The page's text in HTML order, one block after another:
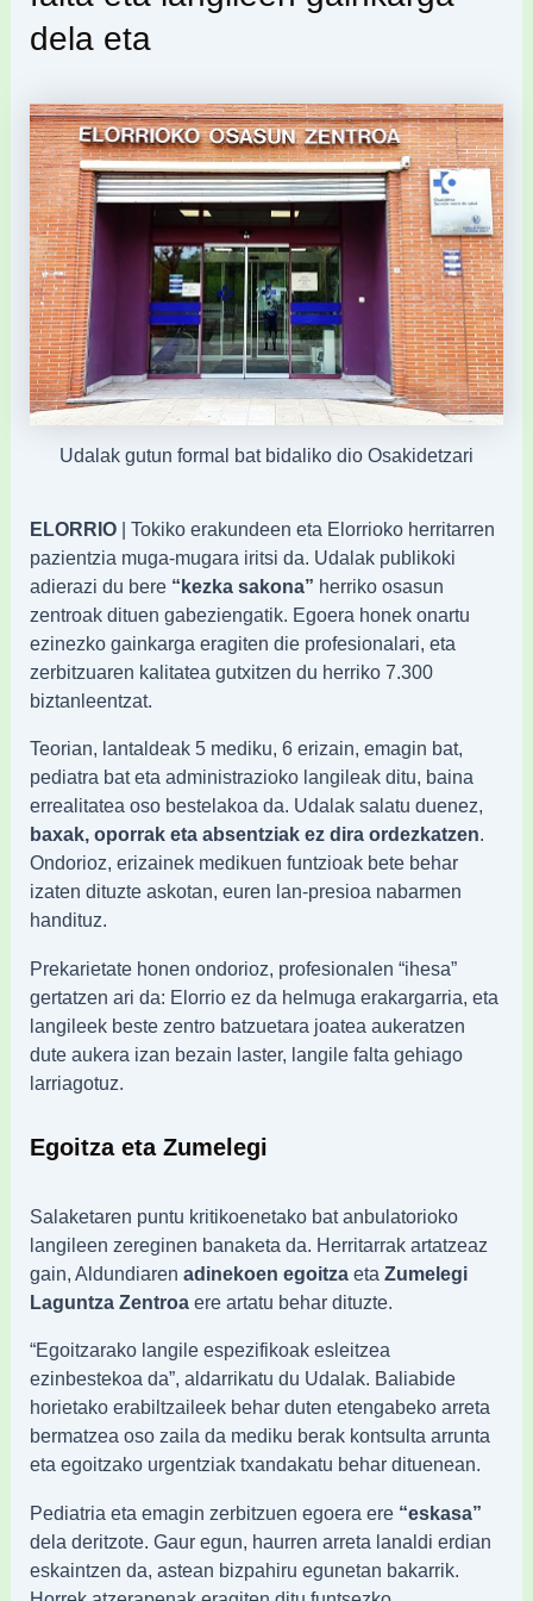
dela eta
Udalak gutun formal bat bidaliko dio Osakidetzari
ELORRIO | Tokiko erakundeen eta Elorrioko herritarren
pazientzia muga-mugara iritsi da. Udalak publikoki
adierazi du bere “kezka sakona” herriko osasun
zentroak dituen gabeziengatik. Egoera honek onartu
ezinezko gainkarga eragiten die profesionalari, eta
zerbitzuaren kalitatea gutxitzen du herriko 7.300
biztanleentzat.
Teorian, lantaldeak 5 mediku, 6 erizain, emagin bat,
pediatra bat eta administrazioko langileak ditu, baina
errealitatea oso bestelakoa da. Udalak salatu duenez,
baxak, oporrak eta absentziak ez dira ordezkatzen.
Ondorioz, erizainek medikuen funtzioak bete behar
izaten dituzte askotan, euren lan-presioa nabarmen
handituz.
Prekarietate honen ondorioz, profesionalen “ihesa”
gertatzen ari da: Elorrio ez da helmuga erakargarria, eta
langileek beste zentro batzuetara joatea aukeratzen
dute aukera izan bezain laster, langile falta gehiago
larriagotuz.
Egoitza eta Zumelegi
Salaketaren puntu kritikoenetako bat anbulatorioko
langileen zereginen banaketa da. Herritarrak artatzeaz
gain, Aldundiarenadinekoen egoitza etaZumelegi
Laguntza Zentroa ere artatu behar dituzte.
“Egoitzarako langile espezifikoak esleitzea
ezinbestekoa da”, aldarrikatu du Udalak. Baliabide
horietako erabiltzaileek behar duten etengabeko arreta
bermatzea oso zaila da mediku berak kontsulta arrunta
eta egoitzako urgentziak txandakatu behar dituenean.
Pediatria eta emagin zerbitzuen egoera ere “eskasa”
dela deritzote. Gaur egun, haurren arreta lanaldi erdian
eskaintzen da, astean bizpahiru egunetan bakarrik.